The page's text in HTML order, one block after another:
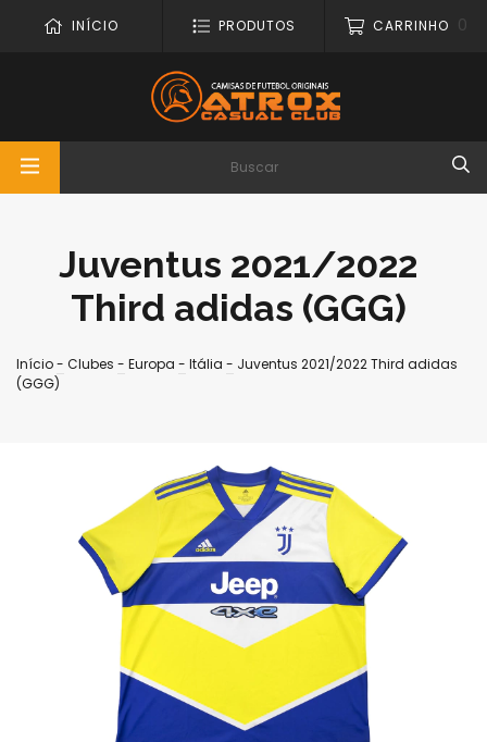
INÍCIO PRODUTOS CARRINHO 0
Juventus 2021/2022
Third adidas (GGG)
Início- Clubes - Europa - Itália - Juventus 2021/2022 Third adidas
(GGG)